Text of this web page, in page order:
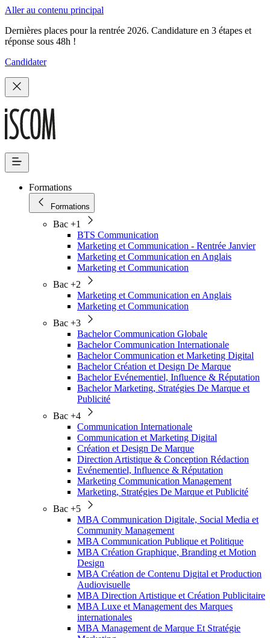
Aller au contenu principal
Dernières places pour la rentrée 2026. Candidature en 3 étapes et
réponse sous 48h !
Candidater
Formations
Formations
Bac +1
BTS Communication
Marketing et Communication - Rentrée Janvier
Marketing et Communication en Anglais
Marketing et Communication
Bac +2
Marketing et Communication en Anglais
Marketing et Communication
Bac +3
Bachelor Communication Globale
Bachelor Communication Internationale
Bachelor Communication et Marketing Digital
Bachelor Création et Design De Marque
Bachelor Evénementiel, Influence & Réputation
Bachelor Marketing, Stratégies De Marque et
Publicité
Bac +4
Communication Internationale
Communication et Marketing Digital
Création et Design De Marque
Direction Artistique & Conception Rédaction
Evénementiel, Influence & Réputation
Marketing Communication Management
Marketing, Stratégies De Marque et Publicité
Bac +5
MBA Communication Digitale, Social Media et
Community Management
MBA Communication Publique et Politique
MBA Création Graphique, Branding et Motion
Design
MBA Création de Contenu Digital et Production
Audiovisuelle
MBA Direction Artistique et Création Publicitaire
MBA Luxe et Management des Marques
internationales
MBA Management de Marque Et Stratégie